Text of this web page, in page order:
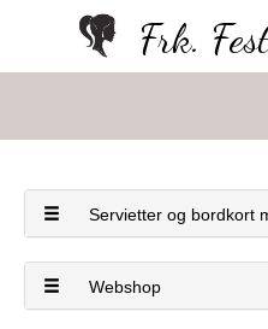
Frk.
Servietter og bordkort
Webshop